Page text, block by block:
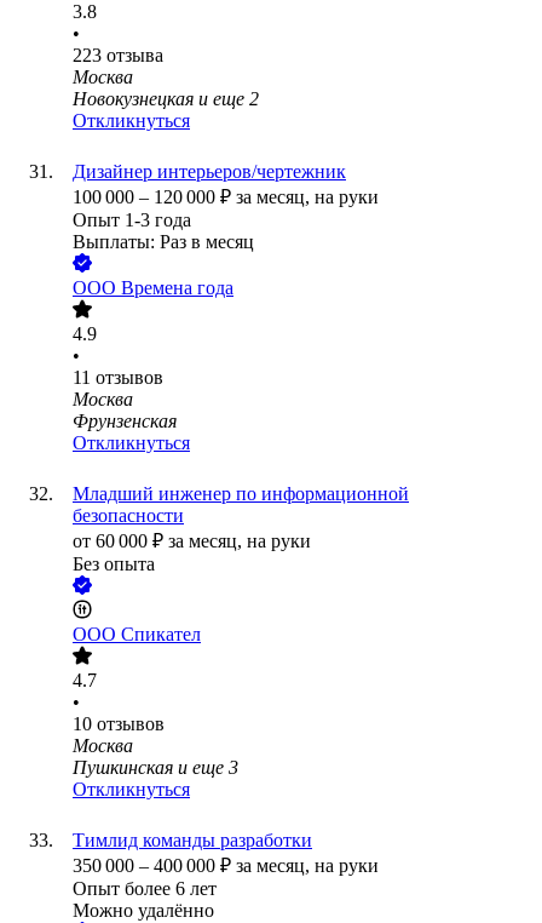
3.8
•
223 отзыва
Москва
Новокузнецкая и еще 2
Откликнуться
Дизайнер интерьеров/чертежник
100 000 – 120 000 ₽ за месяц, на руки
Опыт 1-3 года
Выплаты: Раз в месяц
ООО Времена года
4.9
•
11 отзывов
Москва
Фрунзенская
Откликнуться
Младший инженер по информационной
безопасности
от 60 000 ₽ за месяц, на руки
Без опыта
ООО Спикател
4.7
•
10 отзывов
Москва
Пушкинская и еще 3
Откликнуться
Тимлид команды разработки
350 000 – 400 000 ₽ за месяц, на руки
Опыт более 6 лет
Можно удалённо